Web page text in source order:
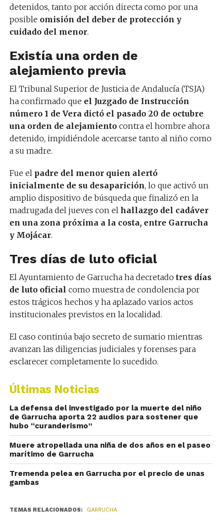
detenidos, tanto por acción directa como por una
posible omisión del deber de protección y
cuidado del menor.
Existía una orden de
alejamiento previa
El Tribunal Superior de Justicia de Andalucía (TSJA)
ha confirmado que el Juzgado de Instrucción
número 1 de Vera dictó el pasado 20 de octubre
una orden de alejamientocontra el hombre ahora
detenido, impidiéndole acercarse tanto al niño como
a su madre.
Fue el padre del menor quien alertó
inicialmente de su desaparición, lo que activó un
amplio dispositivo de búsqueda que finalizó en la
madrugada del jueves con el hallazgo del cadáver
en una zona próxima a la costa, entre Garrucha
y Mojácar.
Tres días de luto oficial
El Ayuntamiento de Garrucha ha decretado tres días
de luto oficial como muestra de condolencia por
estos trágicos hechos y ha aplazado varios actos
institucionales previstos en la localidad.
El caso continúa bajo secreto de sumario mientras
avanzan las diligencias judiciales y forenses para
esclarecer completamente lo sucedido.
Últimas Noticias
La defensa del investigado por la muerte del niño
de Garrucha aporta 22 audios para sostener que
hubo “curanderismo”
Muere atropellada una niña de dos años en el paseo
marítimo de Garrucha
Tremenda pelea en Garrucha por el precio de unas
gambas
TEMAS RELACIONADOS: GARRUCHA